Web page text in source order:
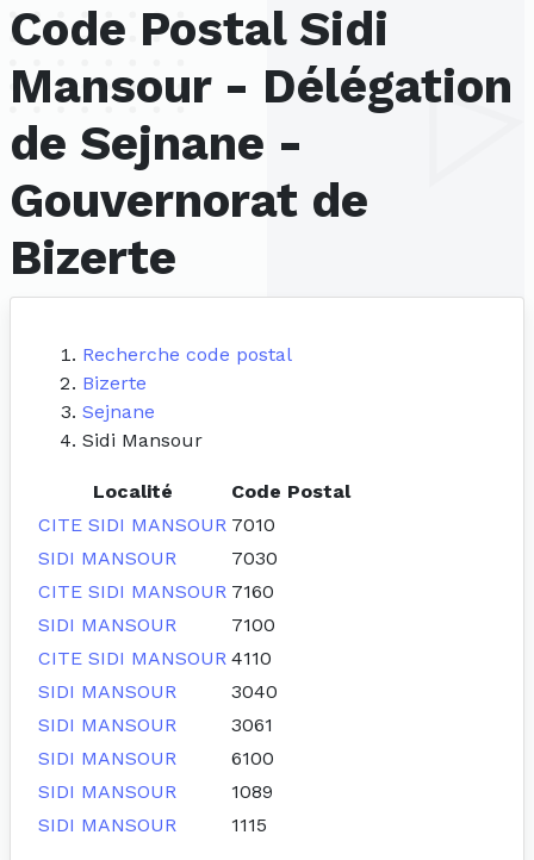
Code Postal Sidi
Mansour - Délégation
de Sejnane -
Gouvernorat de
Bizerte
Recherche code postal
Bizerte
Sejnane
Sidi Mansour
Localité
Code Postal
CITE SIDI MANSOUR 7010
SIDI MANSOUR
7030
CITE SIDI MANSOUR 7160
SIDI MANSOUR
7100
CITE SIDI MANSOUR 4110
SIDI MANSOUR
3040
SIDI MANSOUR
3061
SIDI MANSOUR
6100
SIDI MANSOUR
1089
SIDI MANSOUR
1115